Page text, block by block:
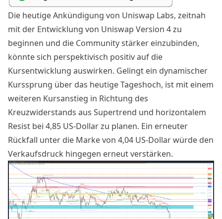
Die heutige Ankündigung von Uniswap Labs, zeitnah
mit der Entwicklung von Uniswap Version 4 zu
beginnen und die Community stärker einzubinden,
könnte sich perspektivisch positiv auf die
Kursentwicklung auswirken. Gelingt ein dynamischer
Kurssprung über das heutige Tageshoch, ist mit einem
weiteren Kursanstieg in Richtung des
Kreuzwiderstands aus Supertrend und horizontalem
Resist bei 4,85 US-Dollar zu planen. Ein erneuter
Rückfall unter die Marke von 4,04 US-Dollar würde den
Verkaufsdruck hingegen erneut verstärken.